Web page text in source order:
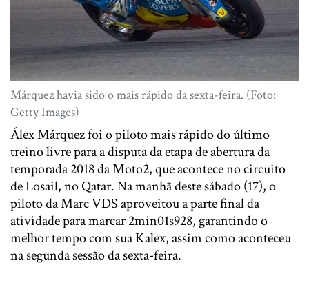
Márquez havia sido o mais rápido da sexta-feira. (Foto:
Getty Images)
Álex Márquez foi o piloto mais rápido do último
treino livre para a disputa da etapa de abertura da
temporada 2018 da Moto2, que acontece no circuito
de Losail, no Qatar. Na manhã deste sábado (17), o
piloto da Marc VDS aproveitou a parte final da
atividade para marcar 2min01s928, garantindo o
melhor tempo com sua Kalex, assim como aconteceu
na segunda sessão da sexta-feira.